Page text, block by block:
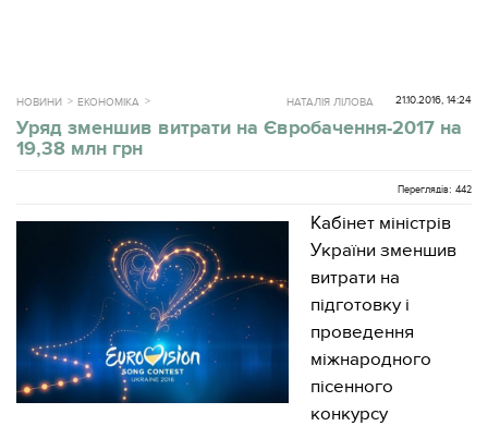
НОВИНИ ЕКОНОМІКА 21.10.2016, 14:24
НАТАЛІЯ ЛІЛОВА
Уряд зменшив витрати на Євробачення-2017 на
19,38 млн грн
Переглядів: 442
Кабінет міністрів
України зменшив
витрати на
підготовку і
проведення
міжнародного
пісенного
конкурсу